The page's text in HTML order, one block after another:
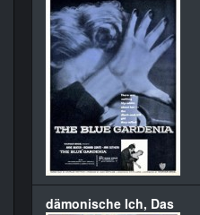
dämonische Ich, Das